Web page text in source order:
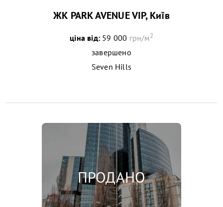
ЖК PARK AVENUE VIP, Київ
ціна від: 59 000 грн/м2
завершено
Seven Hills